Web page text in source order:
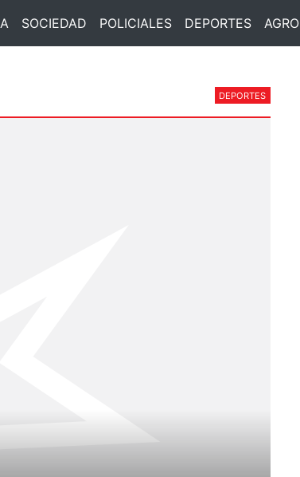
SOCIEDAD POLICIALES DEPORTES AGRO
DEPORTES